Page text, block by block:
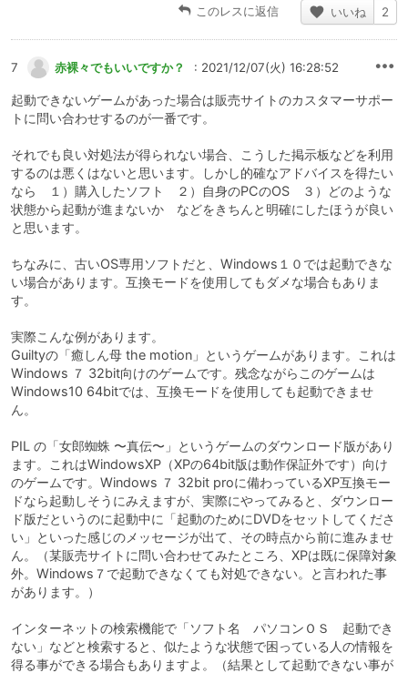
このレスに返信 いいね 2
7 赤裸々でもいいですか？ : 2021/12/07(火) 16:28:52
起動できないゲームがあった場合は販売サイトのカスタマーサポー
トに問い合わせするのが一番です。
それでも良い対処法が得られない場合、こうした掲示板などを利用
するのは悪くはないと思います。しかし的確なアドバイスを得たい
なら １）購入したソフト ２）自身のPCのOS ３）どのような
状態から起動が進まないか などをきちんと明確にしたほうが良い
と思います。
ちなみに、古いOS専用ソフトだと、Windows１０では起動できな
い場合があります。互換モードを使用してもダメな場合もありま
す。
実際こんな例があります。
Guiltyの「癒しん母 the motion」というゲームがあります。これは
Windows ７ 32bit向けのゲームです。残念ながらこのゲームは
Windows10 64bitでは、互換モードを使用しても起動できませ
ん。
PIL の「女郎蜘蛛 〜真伝〜」というゲームのダウンロード版があり
ます。これはWindowsXP（XPの64bit版は動作保証外です）向け
のゲームです。Windows ７ 32bit proに備わっているXP互換モー
ドなら起動しそうにみえますが、実際にやってみると、ダウンロー
ド版だというのに起動中に「起動のためにDVDをセットしてくださ
い」といった感じのメッセージが出て、その時点から前に進みませ
ん。（某販売サイトに問い合わせてみたところ、XPは既に保障対象
外。Windows７で起動できなくても対処できない。と言われた事
があります。）
インターネットの検索機能で「ソフト名 パソコンＯＳ 起動でき
ない」などと検索すると、似たような状態で困っている人の情報を
得る事ができる場合もありますよ。（結果として起動できない事が